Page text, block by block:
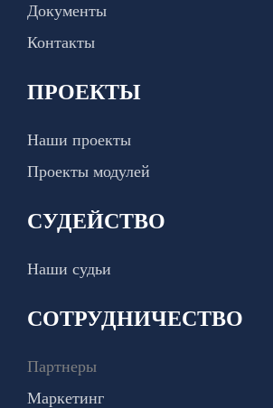
Документы
Контакты
ПРОЕКТЫ
Наши проекты
Проекты модулей
СУДЕЙСТВО
Наши судьи
СОТРУДНИЧЕСТВО
Партнеры
Маркетинг